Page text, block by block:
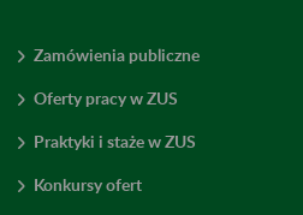
Zamówienia publiczne
Oferty pracy w ZUS
Praktyki i staże w ZUS
Konkursy ofert